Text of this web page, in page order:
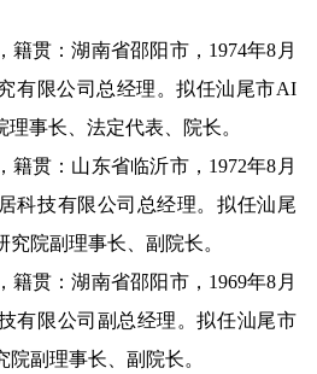
贯：湖南省邵阳市，1974年8月
有限公司总经理。拟任汕尾市AI
事长、法定代表、院长。
贯：山东省临沂市，1972年8月
科技有限公司总经理。拟任汕尾
院副理事长、副院长。
贯：湖南省邵阳市，1969年8月
有限公司副总经理。拟任汕尾市
副理事长、副院长。